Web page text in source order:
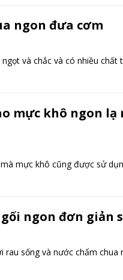
ngon đưa cơm
và chắc và có nhiều chất
mực khô ngon lạ
mực khô cũng được sử
ngon đơn giản
rau sống và nước chấm